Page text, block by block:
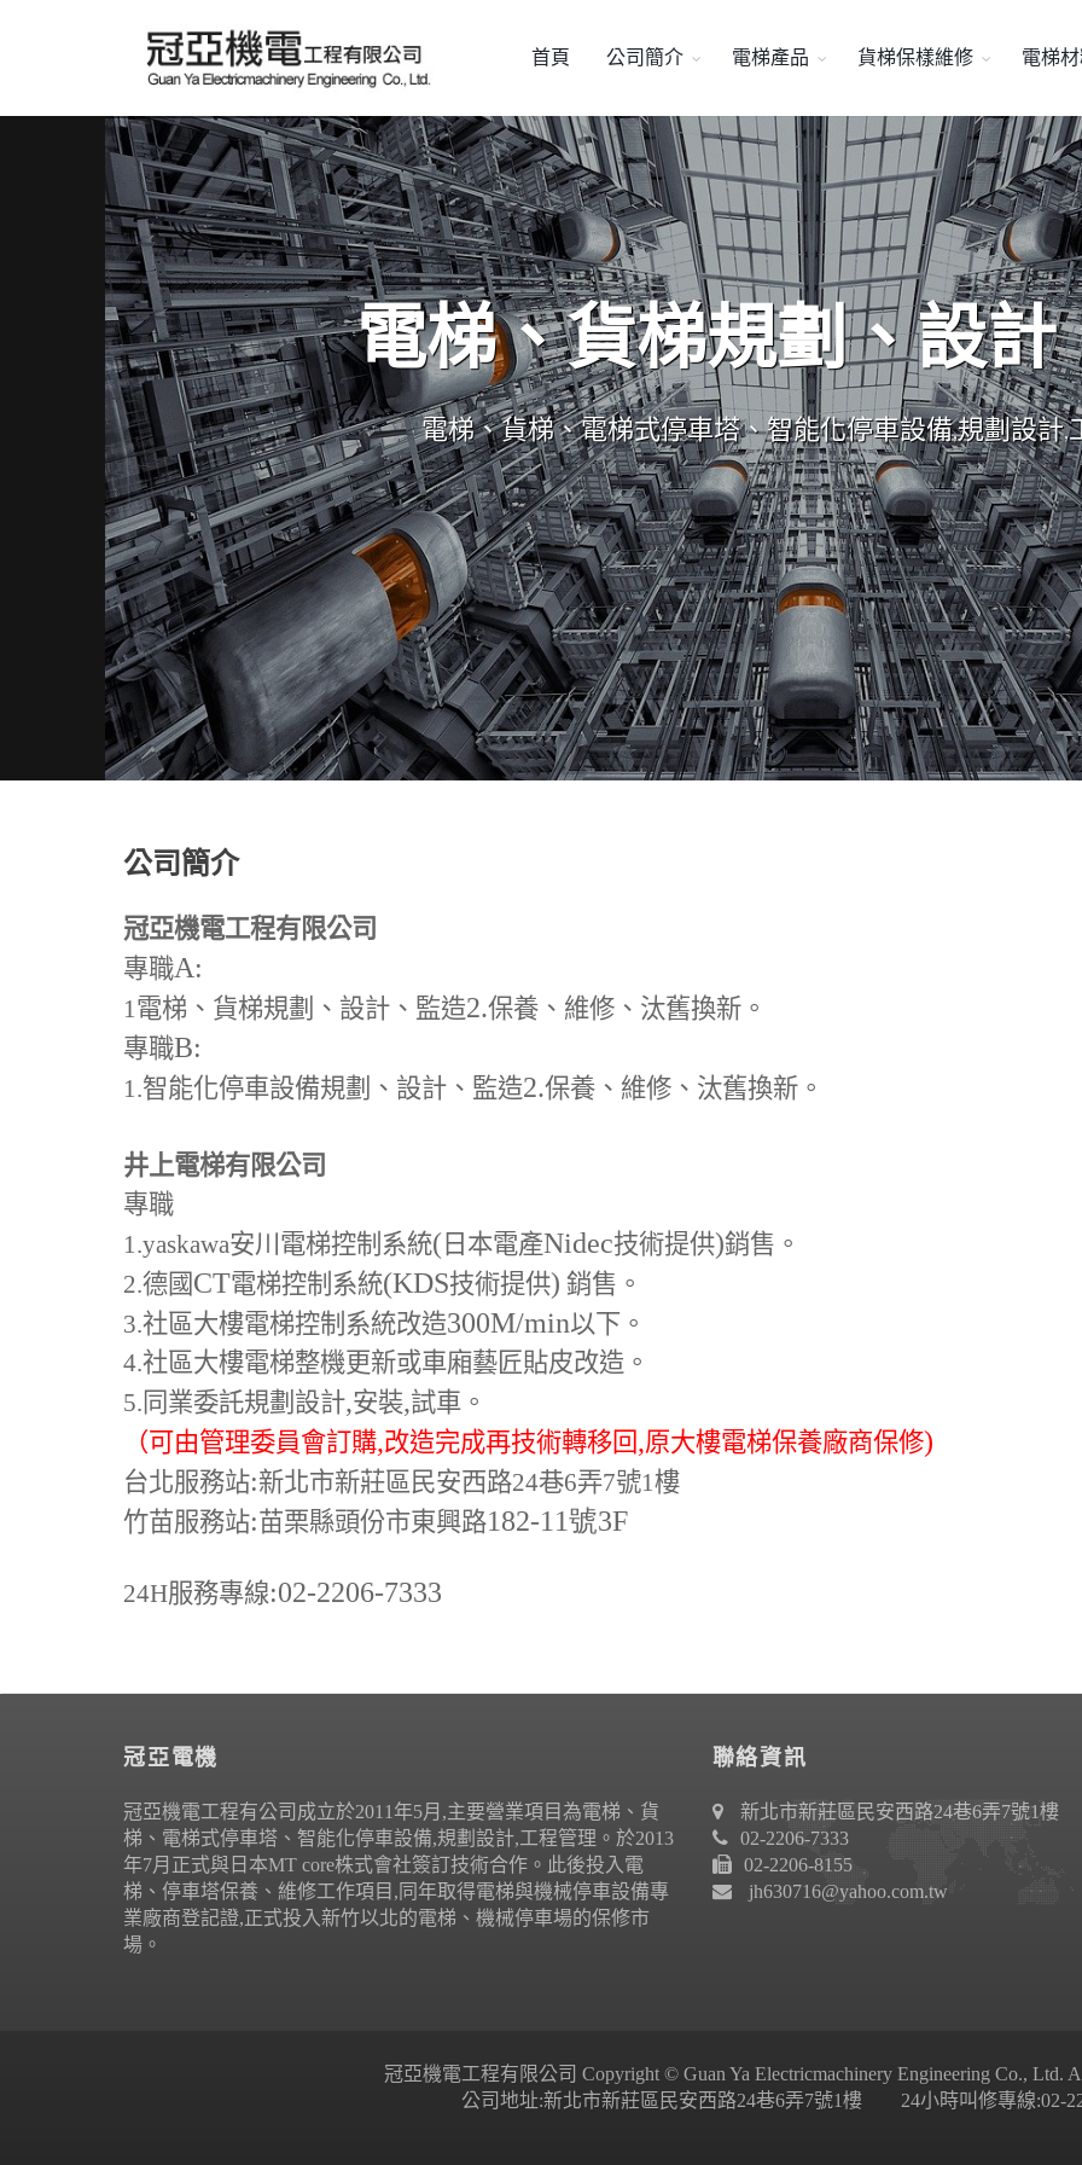
首頁 公司簡介 電梯產品 貨梯保樣維修 電梯
電梯、貨梯規劃、設計
電梯、貨梯、電梯式停車塔、智能化停車設備,規劃設計,
公司簡介
冠亞機電工程有限公司
專職A:
1電梯、貨梯規劃、設計、監造2.保養、維修、汰舊換新。
專職B:
1.智能化停車設備規劃、設計、監造2.保養、維修、汰舊換新。
井上電梯有限公司
專職
1.yaskawa安川電梯控制系統( 日本電產Nidec技術提供)銷售。
2.德國 CT電梯控制系統(KDS技術提供) 銷售。
3.社區大樓電梯控制系統改造300M/min以下。
4.社區大樓電梯整機更新或車廂藝匠貼皮改造。
5. 同業委託規劃設計,安裝,試車。
（可由管理委員會訂購,改造完成再技術轉移回,原大樓電梯保養廠商保修)
台北服務站:新北市新莊區民安西路24巷6弄7號1樓
竹苗服務站:苗栗縣頭份市東興路182-11號3F
24H服務專線:02-2206-7333
冠亞電機
冠亞機電工程有公司成立於2011年5月,主要營業項目為電梯、貨
梯、電梯式停車塔、智能化停車設備,規劃設計,工程管理。於2013
年7月正式與日本MT core株式會社簽訂技術合作。此後投入電
梯、停車塔保養、維修工作項目,同年取得電梯與機械停車設備專
業廠商登記證,正式投入新竹以北的電梯、機械停車場的保修市
場。
聯絡資訊
新北市新莊區民安西路24巷6弄7號1樓
02-2206-7333
02-2206-8155
jh630716@yahoo.com.tw
冠亞機電工程有限公司 Copyright © Guan Ya Electricmachinery Engineering Co., Ltd.
公司地址:新北市新莊區民安西路24巷6弄7號1樓 24小時叫修專線:02-